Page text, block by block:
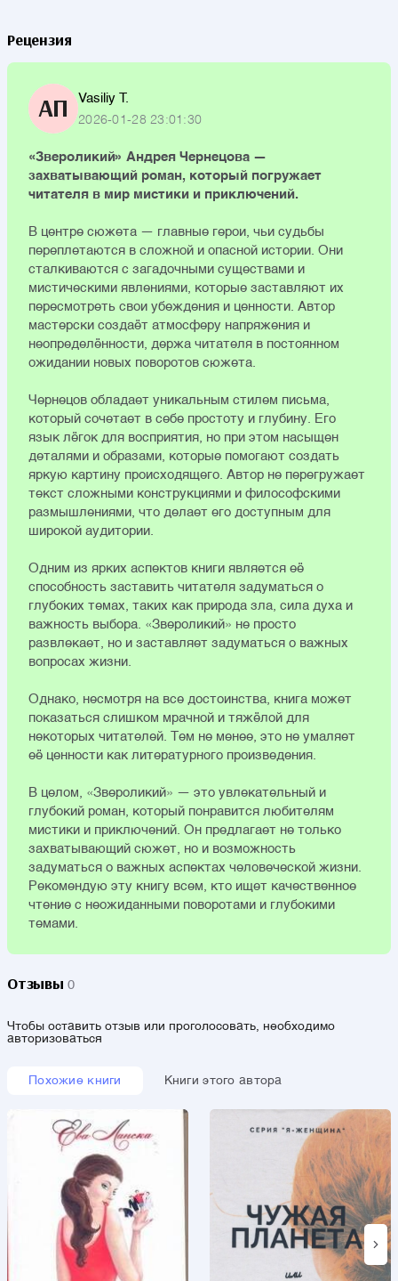
Рецензия
АП Vasiliy T.
2026-01-28 23:01:30
«Звероликий» Андрея Чернецова —
захватывающий роман, который погружает
читателя в мир мистики и приключений.
В центре сюжета — главные герои, чьи судьбы
переплетаются в сложной и опасной истории. Они
сталкиваются с загадочными существами и
мистическими явлениями, которые заставляют их
пересмотреть свои убеждения и ценности. Автор
мастерски создаёт атмосферу напряжения и
неопределённости, держа читателя в постоянном
ожидании новых поворотов сюжета.
Чернецов обладает уникальным стилем письма,
который сочетает в себе простоту и глубину. Его
язык лёгок для восприятия, но при этом насыщен
деталями и образами, которые помогают создать
яркую картину происходящего. Автор не перегружает
текст сложными конструкциями и философскими
размышлениями, что делает его доступным для
широкой аудитории.
Одним из ярких аспектов книги является её
способность заставить читателя задуматься о
глубоких темах, таких как природа зла, сила духа и
важность выбора. «Звероликий» не просто
развлекает, но и заставляет задуматься о важных
вопросах жизни.
Однако, несмотря на все достоинства, книга может
показаться слишком мрачной и тяжёлой для
некоторых читателей. Тем не менее, это не умаляет
её ценности как литературного произведения.
В целом, «Звероликий» — это увлекательный и
глубокий роман, который понравится любителям
мистики и приключений. Он предлагает не только
захватывающий сюжет, но и возможность
задуматься о важных аспектах человеческой жизни.
Рекомендую эту книгу всем, кто ищет качественное
чтение с неожиданными поворотами и глубокими
темами.
Отзывы 0
Чтобы оставить отзыв или проголосовать, необходимо
авторизоваться
Похожие книги Книги этого автора